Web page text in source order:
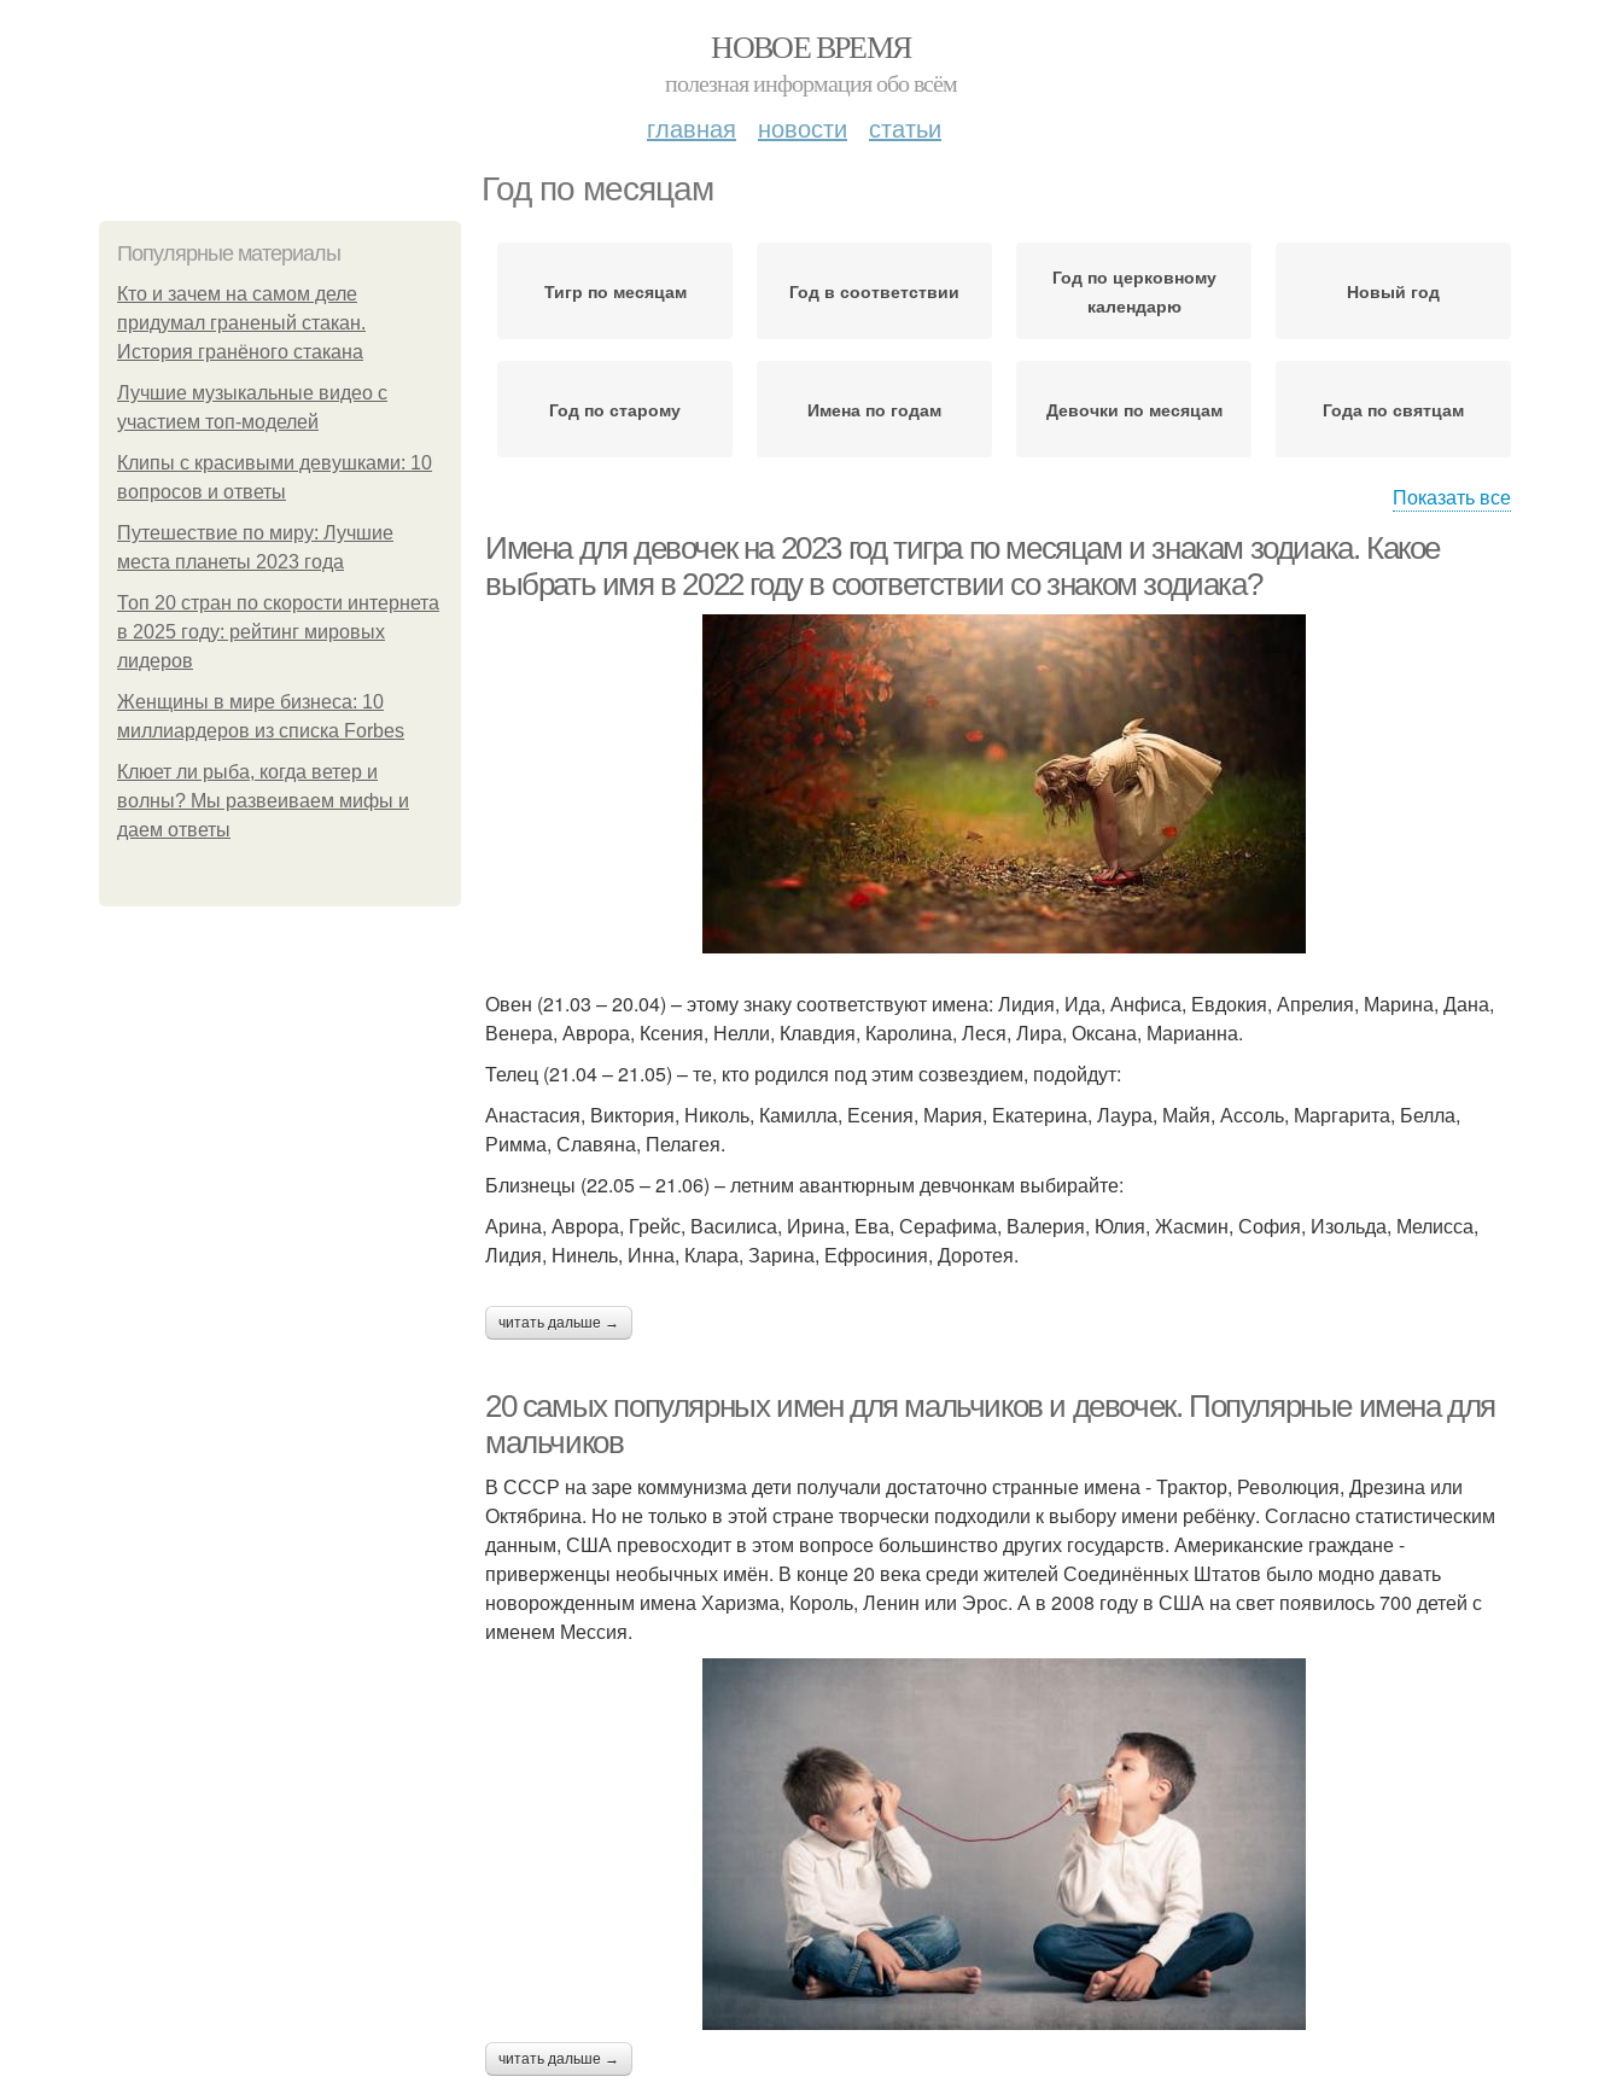
НОВОЕ ВРЕМЯ
полезная информация обо всём
главная новости статьи
Год по месяцам
Популярные материалы
Кто и зачем на самом деле
придумал граненый стакан.
История гранёного стакана
Лучшие музыкальные видео с
участием топ-моделей
Клипы с красивыми девушками: 10
вопросов и ответы
Путешествие по миру: Лучшие
места планеты 2023 года
Топ 20 стран по скорости интернета
в 2025 году: рейтинг мировых
лидеров
Женщины в мире бизнеса: 10
миллиардеров из списка Forbes
Клюет ли рыба, когда ветер и
волны? Мы развеиваем мифы и
даем ответы
Тигр по месяцам Год в соответствии
Год по церковному
календарю
Новый год
Год по старому Имена по годам Девочки по месяцам Года по святцам
Показать все
Имена для девочек на 2023 год тигра по месяцам и знакам зодиака. Какое
выбрать имя в 2022 году в соответствии со знаком зодиака?
Овен (21.03 – 20.04) – этому знаку соответствуют имена: Лидия, Ида, Анфиса, Евдокия, Апрелия, Марина, Дана,
Венера, Аврора, Ксения, Нелли, Клавдия, Каролина, Леся, Лира, Оксана, Марианна.
Телец (21.04 – 21.05) – те, кто родился под этим созвездием, подойдут:
Анастасия, Виктория, Николь, Камилла, Есения, Мария, Екатерина, Лаура, Майя, Ассоль, Маргарита, Белла,
Римма, Славяна, Пелагея.
Близнецы (22.05 – 21.06) – летним авантюрным девчонкам выбирайте:
Арина, Аврора, Грейс, Василиса, Ирина, Ева, Серафима, Валерия, Юлия, Жасмин, София, Изольда, Мелисса,
Лидия, Нинель, Инна, Клара, Зарина, Ефросиния, Доротея.
читать дальше →
20 самых популярных имен для мальчиков и девочек. Популярные имена для
мальчиков
В СССР на заре коммунизма дети получали достаточно странные имена - Трактор, Революция, Дрезина или
Октябрина. Но не только в этой стране творчески подходили к выбору имени ребёнку. Согласно статистическим
данным, США превосходит в этом вопросе большинство других государств. Американские граждане -
приверженцы необычных имён. В конце 20 века среди жителей Соединённых Штатов было модно давать
новорожденным имена Харизма, Король, Ленин или Эрос. А в 2008 году в США на свет появилось 700 детей с
именем Мессия.
читать дальше →